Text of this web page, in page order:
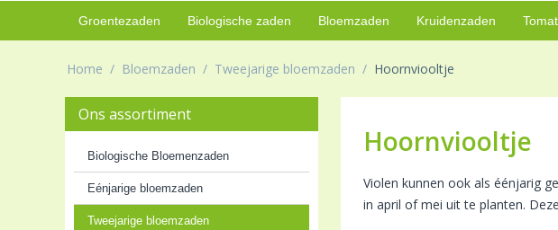
Groentezaden Biologische zaden Bloemzaden Kruidenzaden
Home / Bloemzaden / Tweejarige bloemzaden / Hoornviooltje
Ons assortiment
Biologische Bloemenzaden
Eénjarige bloemzaden
Tweejarige bloemzaden
Hoornviooltje
Violen kunnen ook als éénjarig
in april of mei uit te planten.